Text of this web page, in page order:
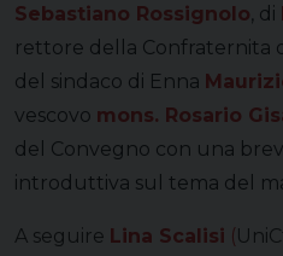
Sebastiano Rossignolo , di
rettore della Confraternita
del sindaco di Enna
vescovo mons. Rosario
del Convegno con una
introduttiva sul tema del
A seguire Lina Scalisi (